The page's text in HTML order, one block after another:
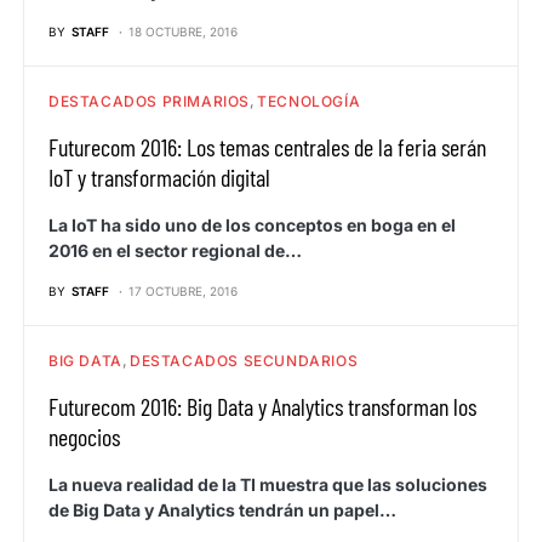
BY STAFF 18 OCTUBRE, 2016
DESTACADOS PRIMARIOS TECNOLOGÍA
Futurecom 2016: Los temas centrales de la feria serán
IoT y transformación digital
La IoT ha sido uno de los conceptos en boga en el
2016 en el sector regional de…
BY STAFF 17 OCTUBRE, 2016
BIG DATA DESTACADOS SECUNDARIOS
Futurecom 2016: Big Data y Analytics transforman los
negocios
La nueva realidad de la TI muestra que las soluciones
de Big Data y Analytics tendrán un papel…